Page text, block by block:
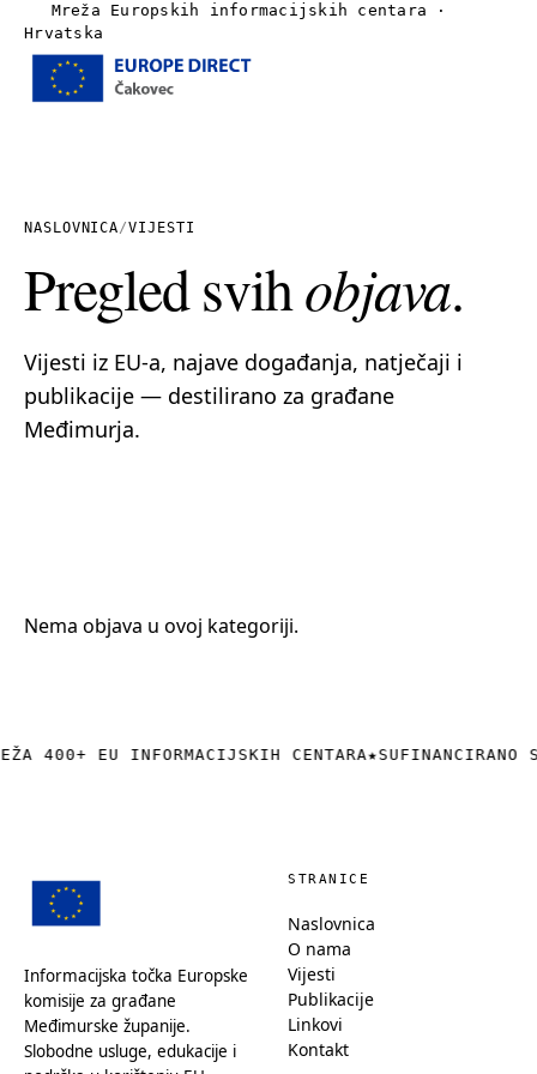
Mreža Europskih informacijskih centara ·
Hrvatska
Vijesti
Linkovi
NASLOVNICA/VIJESTI
Pregled svihobjava.
Vijesti iz EU-a, najave događanja, natječaji i
publikacije — destilirano za građane
Međimurja.
Nema objava u ovoj kategoriji.
400+ EU INFORMACIJSKIH CENTARA★SUFINANCIRANO
Informacijska točka Europske
komisije za građane
Međimurske županije.
Slobodne usluge, edukacije i
STRANICE
Naslovnica
O nama
Vijesti
Publikacije
Linkovi
Kontakt